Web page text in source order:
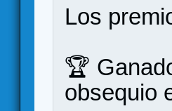
Los
🏆
obsequio